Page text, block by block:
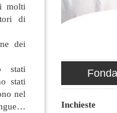
molti
di
dei
stati
stati
nel
Inchieste